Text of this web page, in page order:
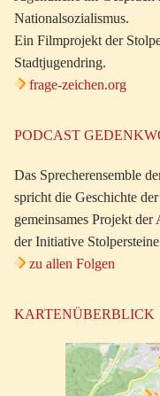
Nationalsozialismus.
Ein Filmprojekt der
Stadtjugendring.
frage-zeichen.org
PODCAST
Das Sprecherensemble
spricht die Geschichte
gemeinsames Projekt
der Initiative
zu allen Folgen
KARTENÜBERBLICK